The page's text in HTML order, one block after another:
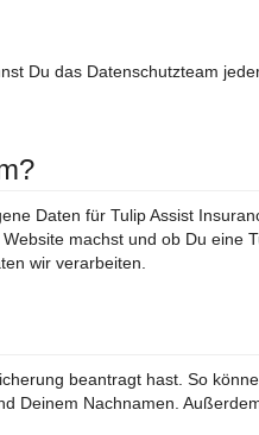
Du das Datenschutzteam
Daten für Tulip Assist
machst und ob Du eine
wir verarbeiten.
beantragt hast. So
Deinem Nachnamen.